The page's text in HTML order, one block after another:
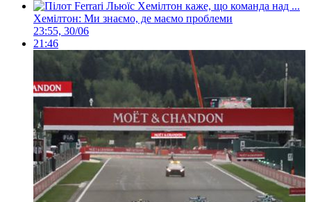
Хемілтон: Ми знаємо, де маємо проблеми
23:55, 30/06
21:46